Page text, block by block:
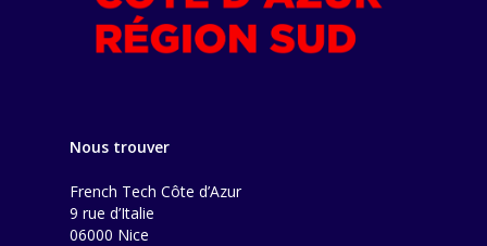
Nous trouver
French Tech Côte d’Azur
9 rue d’Italie
06000 Nice